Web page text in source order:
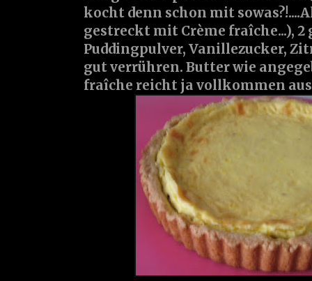
kocht denn schon mit
gestreckt mit Crème fraîche...), 2
Puddingpulver, Vanillezucker,
gut verrühren. Butter wie
fraîche reicht ja vollkommen